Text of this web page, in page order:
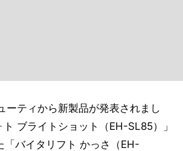
ーティから新製品が発表されまし
ブライトショット（EH-SL85）」
「バイタリフト かっさ（EH-